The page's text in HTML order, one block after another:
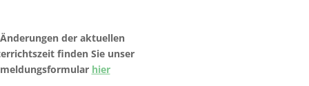
der aktuellen
finden Sie unser
hier